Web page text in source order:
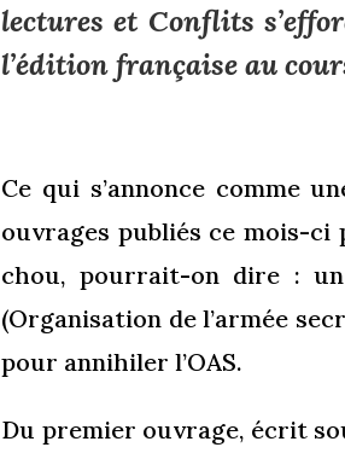
lectures et Conflits
l’édition française au
Ce qui s’annonce comme
ouvrages publiés ce mois-ci
chou, pourrait-on dire : un
(Organisation de l’armée
pour annihiler l’OAS.
Du premier ouvrage, écrit